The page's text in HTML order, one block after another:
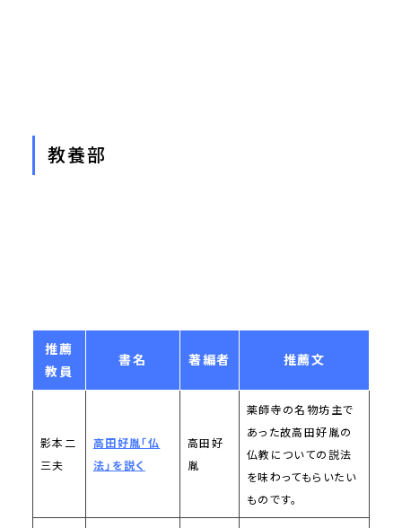
教養部
推薦
教員
書名 著編者 推薦文
影本二
三夫
高田好胤「仏
法」を説く
高田好
胤
薬師寺の名物坊主で
あった故高田好胤の
仏教についての説法
を味わってもらいたい
ものです。